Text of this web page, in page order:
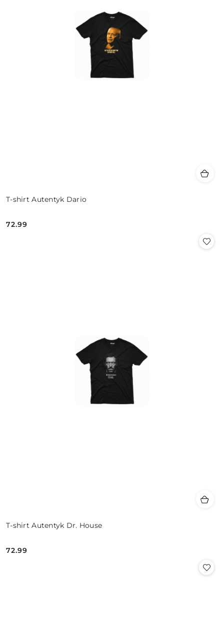
T-shirt Autentyk Dario
Cena:
72.99
T-shirt Autentyk Dr. House
Cena:
72.99